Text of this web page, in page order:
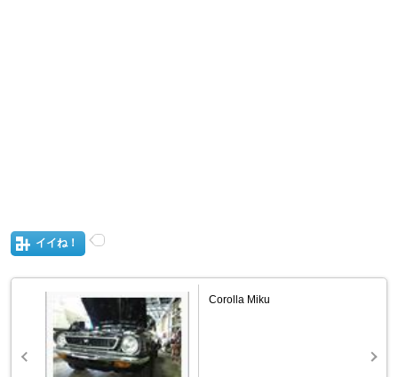
イイね！
Corolla Miku